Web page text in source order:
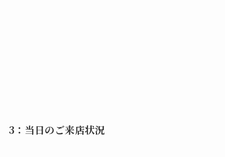
3：当日のご来店状況